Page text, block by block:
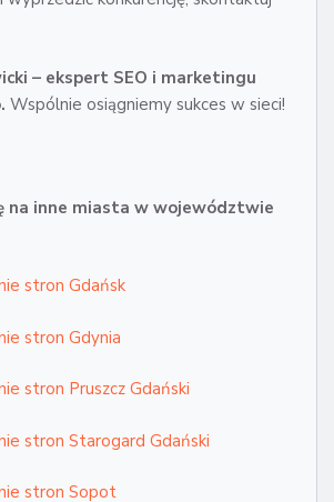
– ekspert SEO i marketingu
Wspólnie osiągniemy sukces w sieci!
na inne miasta w województwie
stron Gdańsk
stron Gdynia
stron Pruszcz Gdański
stron Starogard Gdański
stron Sopot